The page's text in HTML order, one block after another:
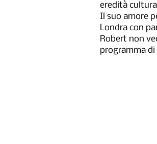
eredità
Il suo amore
Londra con
Robert non
programma